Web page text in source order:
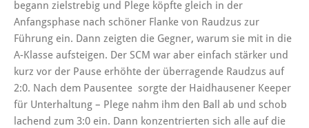
begann zielstrebig und Plege köpfte gleich in der
Anfangsphase nach schöner Flanke von Raudzus zur
Führung ein. Dann zeigten die Gegner, warum sie mit in die
A-Klasse aufsteigen. Der SCM war aber einfach stärker und
kurz vor der Pause erhöhte der überragende Raudzus auf
2:0. Nach dem Pausentee sorgte der Haidhausener Keeper
für Unterhaltung – Plege nahm ihm den Ball ab und schob
lachend zum 3:0 ein. Dann konzentrierten sich alle auf die